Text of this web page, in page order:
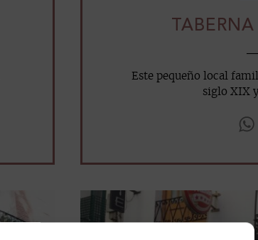
Este pequeño local
siglo XIX